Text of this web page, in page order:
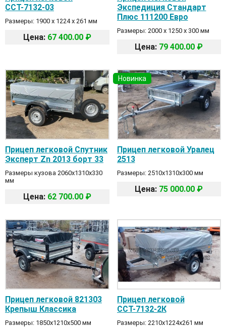
ССТ-7132-03
Размеры: 1900 х 1224 х 261 мм
Цена: 67 400.00 ₽
Экспедиция Стандарт
Плюс 111200 Евро
Размеры: 2000 х 1250 х 300 мм
Цена: 79 400.00 ₽
Прицеп легковой Спутник
Эксперт Zn 2013 борт 33
Размеры кузова 2060х1310х330
мм
Цена: 62 700.00 ₽
Новинка
Прицеп легковой Уралец
2513
Размеры: 2510х1310х300 мм
Цена: 75 000.00 ₽
Прицеп легковой 821303
Крепыш Классика
Размеры: 1850х1210х500 мм
Прицеп легковой
ССТ-7132-2К
Размеры: 2210х1224х261 мм